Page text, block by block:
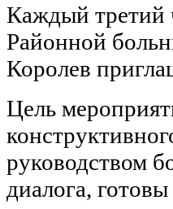
Каждый третий
Районной
Королев
Цель
руководством
диалога,